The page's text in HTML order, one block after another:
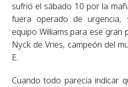
sufrió el sábado 10 por la
fuera operado de urgencia,
equipo Williams para ese gran
Nyck de Vries, campeón del
E.
Cuando todo parecía indicar